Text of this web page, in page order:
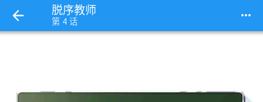
脱序教师
第 4 话 more_horiz